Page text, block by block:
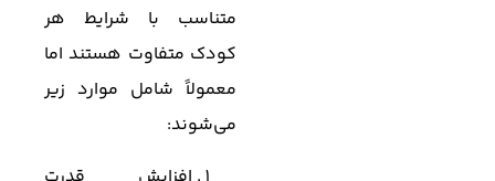
متناسب با شرایط هر
کودک متفاوت هستند اما
معمولاً شامل موارد زیر
می‌شوند: